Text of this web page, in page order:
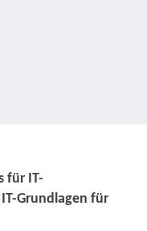
für IT-
Grundlagen für